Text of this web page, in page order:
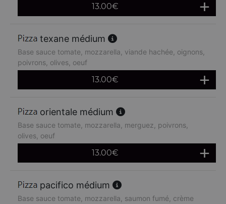
13.00€
texane médium
Base sauce tomate, mozzarella, viande hachée, oignons,
poivrons, olives, oeuf
13.00€
orientale médium
Base sauce tomate, mozzarella, merguez, poivrons,
olives, oeuf
13.00€
pacifico médium
Base sauce tomate, mozzarella, saumon fumé, crème